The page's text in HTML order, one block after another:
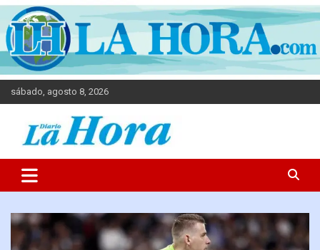
sábado, agosto 8, 2026
Diario La Hora